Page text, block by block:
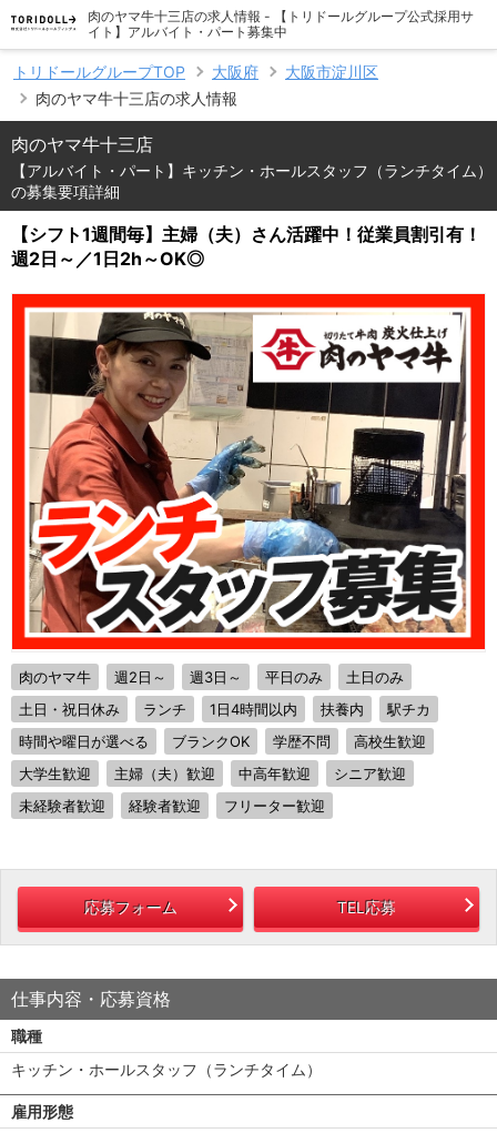
肉のヤマ牛十三店の求人情報 - 【トリドールグループ公式採用サ
イト】アルバイト・パート募集中
トリドールグループTOP 大阪府
大阪市淀川区
肉のヤマ牛十三店の求人情報
肉のヤマ牛十三店
【アルバイト・パート】キッチン・ホールスタッフ（ランチタイム）
の募集要項詳細
【シフト1週間毎】主婦（夫）さん活躍中！従業員割引有！
週2日～／1日2h～OK◎
肉のヤマ牛 週2日～ 週3日～ 平日のみ
土日のみ
土日・祝日休み
ランチ 1日4時間以内 扶養内
駅チカ
時間や曜日が選べる
ブランクOK 学歴不問
高校生歓迎
大学生歓迎
主婦（夫）歓迎 中高年歓迎
シニア歓迎
未経験者歓迎
経験者歓迎 フリーター歓迎
応募フォーム TEL応募
仕事内容・応募資格
職種
キッチン・ホールスタッフ（ランチタイム）
雇用形態